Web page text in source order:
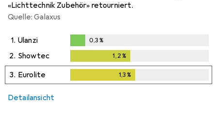
«Lichttechnik Zubehör» retourniert.
Quelle: Galaxus
1. Ulanzi
0,3%
0,3%
2. Showtec 1,2 %
3. Eurolite 1,3%
Detailansicht